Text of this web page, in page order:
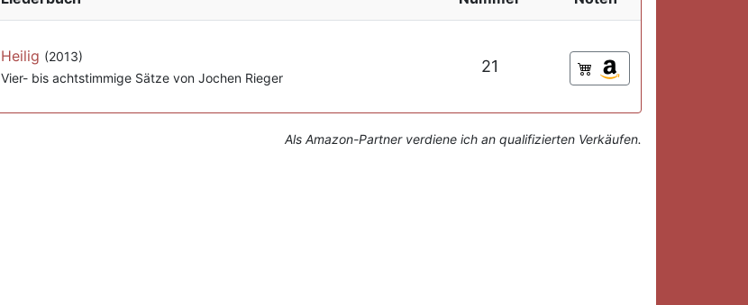
Heilig (2013)
Vier- bis achtstimmige Sätze von Jochen Rieger
21
Als Amazon-Partner verdiene ich an qualifizierten Verkäufen.